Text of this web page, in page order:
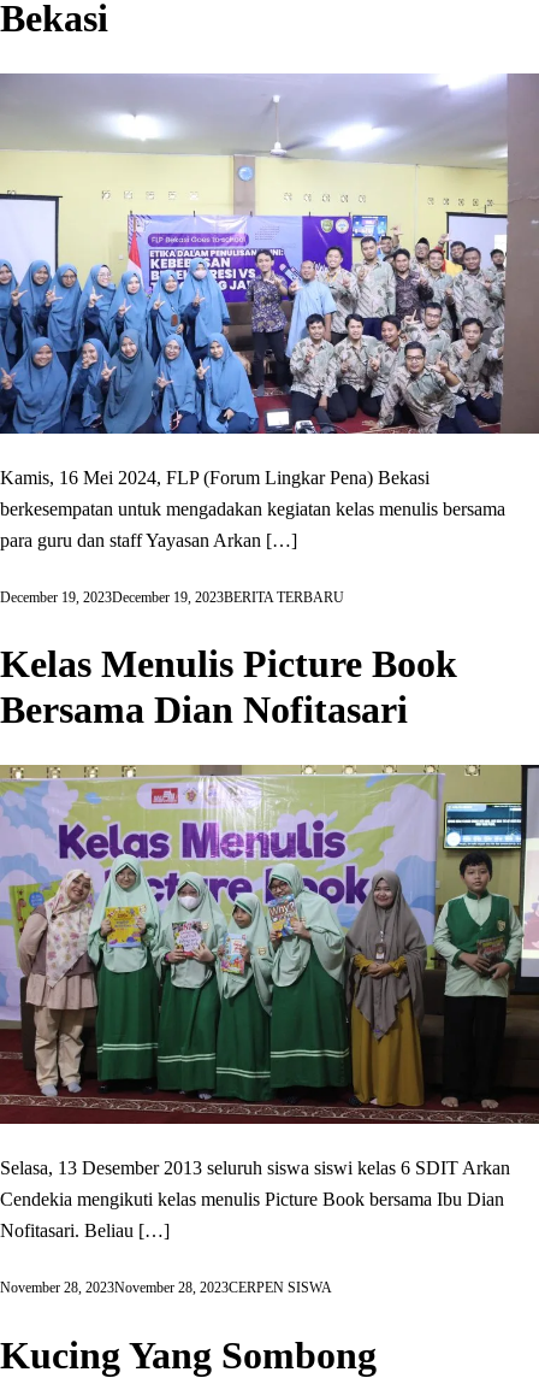
Bekasi
Kamis, 16 Mei 2024, FLP (Forum Lingkar Pena) Bekasi
berkesempatan untuk mengadakan kegiatan kelas menulis bersama
para guru dan staff Yayasan Arkan […]
December 19, 2023December 19, 2023BERITA TERBARU
Kelas Menulis Picture Book
Bersama Dian Nofitasari
Selasa, 13 Desember 2013 seluruh siswa siswi kelas 6 SDIT Arkan
Cendekia mengikuti kelas menulis Picture Book bersama Ibu Dian
Nofitasari. Beliau […]
November 28, 2023November 28, 2023CERPEN SISWA
Kucing Yang Sombong